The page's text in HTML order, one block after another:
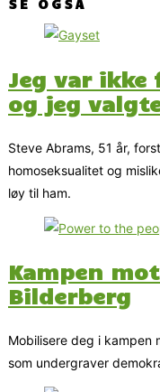
SE OGSÅ
Jeg var ikke
og jeg
Steve Abrams, 51 år,
homoseksualitet og
løy til ham.
Kampen
Bilderberg
Mobilisere deg i kampen
som undergraver